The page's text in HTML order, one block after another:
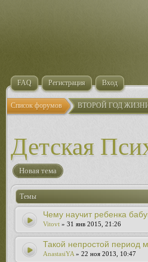
FAQ Регистрация Вход
Список форумов ВТОРОЙ ГОД
Детская
Новая тема
Темы
Чему научит ребенка
Vitovt » 31 янв 2015, 21:26
Такой непростой период
AnastasiYA » 22 ноя 2013, 10:47